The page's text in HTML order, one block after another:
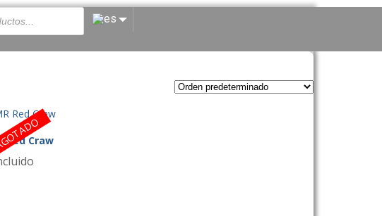
Red Craw